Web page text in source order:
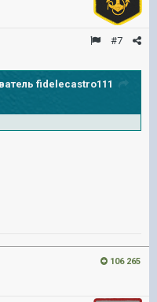
#7
fidelecastro111
106 265